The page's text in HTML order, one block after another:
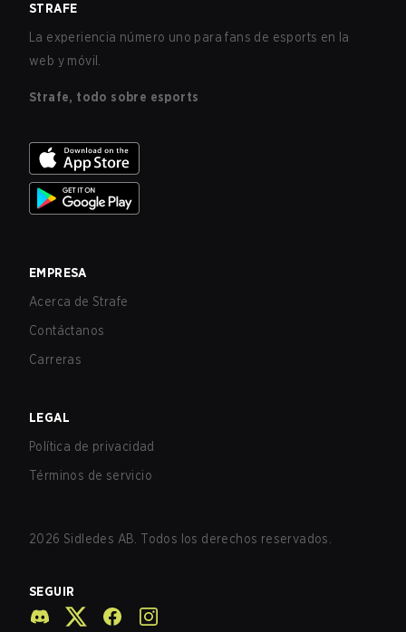
STRAFE
La experiencia número uno para fans de esports en la
web y móvil.
Strafe, todo sobre esports
EMPRESA
Acerca de Strafe
Contáctanos
Carreras
LEGAL
Política de privacidad
Términos de servicio
2026 Sidledes AB. Todos los derechos reservados.
SEGUIR